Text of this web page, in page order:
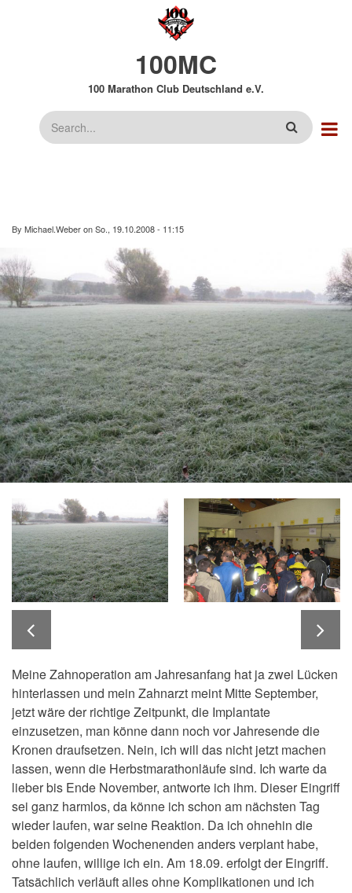
100MC
100 Marathon Club Deutschland e.V.
Suche
By Michael.WeberonSo., 19.10.2008 - 11:15
Meine Zahnoperation am Jahresanfang hat ja zwei Lücken
hinterlassen und mein Zahnarzt meint Mitte September,
jetzt wäre der richtige Zeitpunkt, die Implantate
einzusetzen, man könne dann noch vor Jahresende die
Kronen draufsetzen. Nein, ich will das nicht jetzt machen
lassen, wenn die Herbstmarathonläufe sind. Ich warte da
lieber bis Ende November, antworte ich ihm. Dieser Eingriff
sei ganz harmlos, da könne ich schon am nächsten Tag
wieder laufen, war seine Reaktion. Da ich ohnehin die
beiden folgenden Wochenenden anders verplant habe,
ohne laufen, willige ich ein. Am 18.09. erfolgt der Eingriff.
Tatsächlich verläuft alles ohne Komplikationen und ich